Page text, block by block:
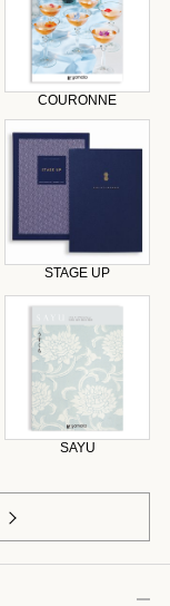
COURONNE
STAGE UP
SAYU